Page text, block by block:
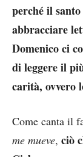
perché il
abbracciare
Domenico ci
di leggere il
carità, ovvero
Come canta il
me mueve, ciò